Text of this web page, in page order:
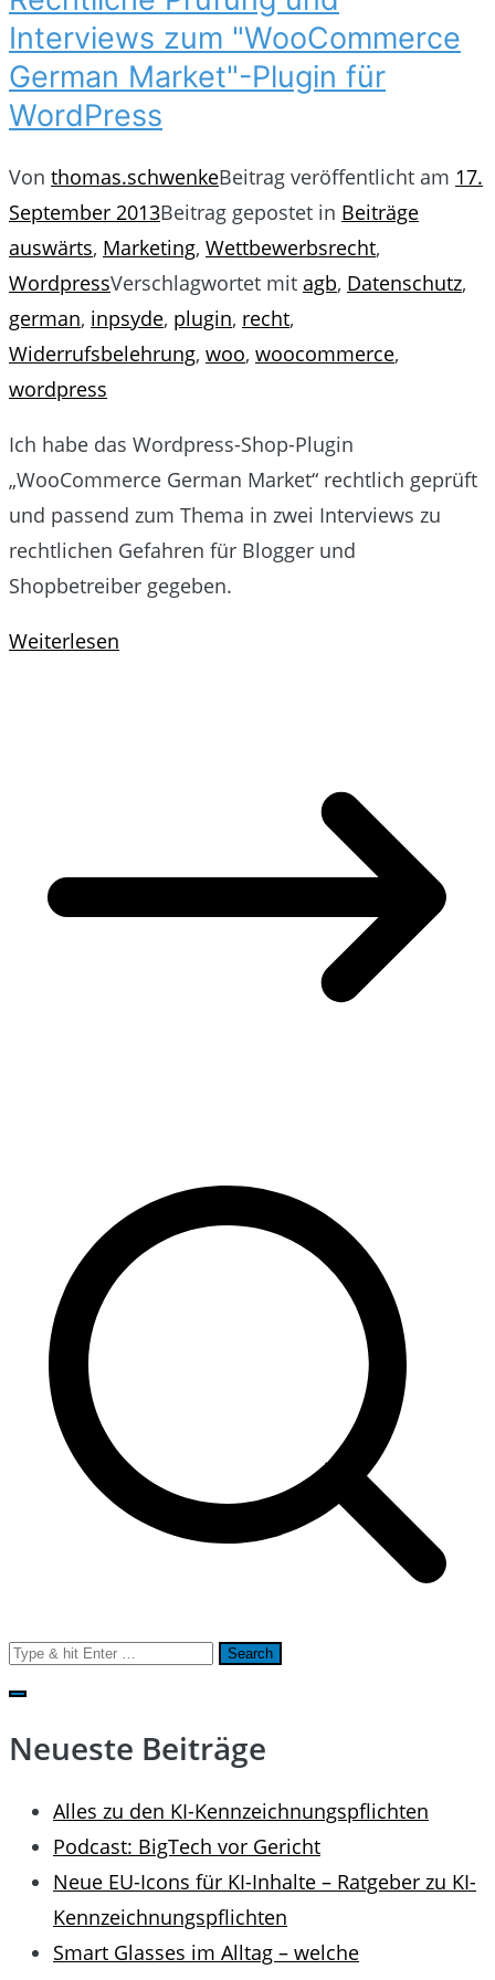
Interviews zum "WooCommerce
German Market"-Plugin für
WordPress
Von thomas.schwenkeBeitrag veröffentlicht am 17.
September 2013Beitrag gepostet in Beiträge
auswärts, Marketing, Wettbewerbsrecht,
WordpressVerschlagwortet mit agb, Datenschutz,
german, inpsyde, plugin, recht,
Widerrufsbelehrung, woo, woocommerce,
wordpress
Ich habe das Wordpress-Shop-Plugin
„WooCommerce German Market“ rechtlich geprüft
und passend zum Thema in zwei Interviews zu
rechtlichen Gefahren für Blogger und
Shopbetreiber gegeben.
Weiterlesen
Search
for:
Neueste Beiträge
Alles zu den KI-Kennzeichnungspflichten
Podcast: BigTech vor Gericht
Neue EU-Icons für KI-Inhalte – Ratgeber zu KI-
Kennzeichnungspflichten
Smart Glasses im Alltag – welche